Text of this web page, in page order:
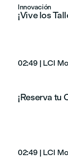
Innovación
¡Vive los
02:49 | LCI
¡Reserva tu
02:49 | LCI